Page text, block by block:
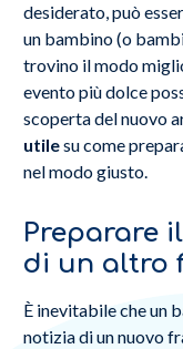
desiderato, può
un bambino (o
trovino il modo
evento più dolce
scoperta del nuovo
utilesu come
nel modo giusto.
Preparare
di un altro
È inevitabile che un
notizia di un nuovo